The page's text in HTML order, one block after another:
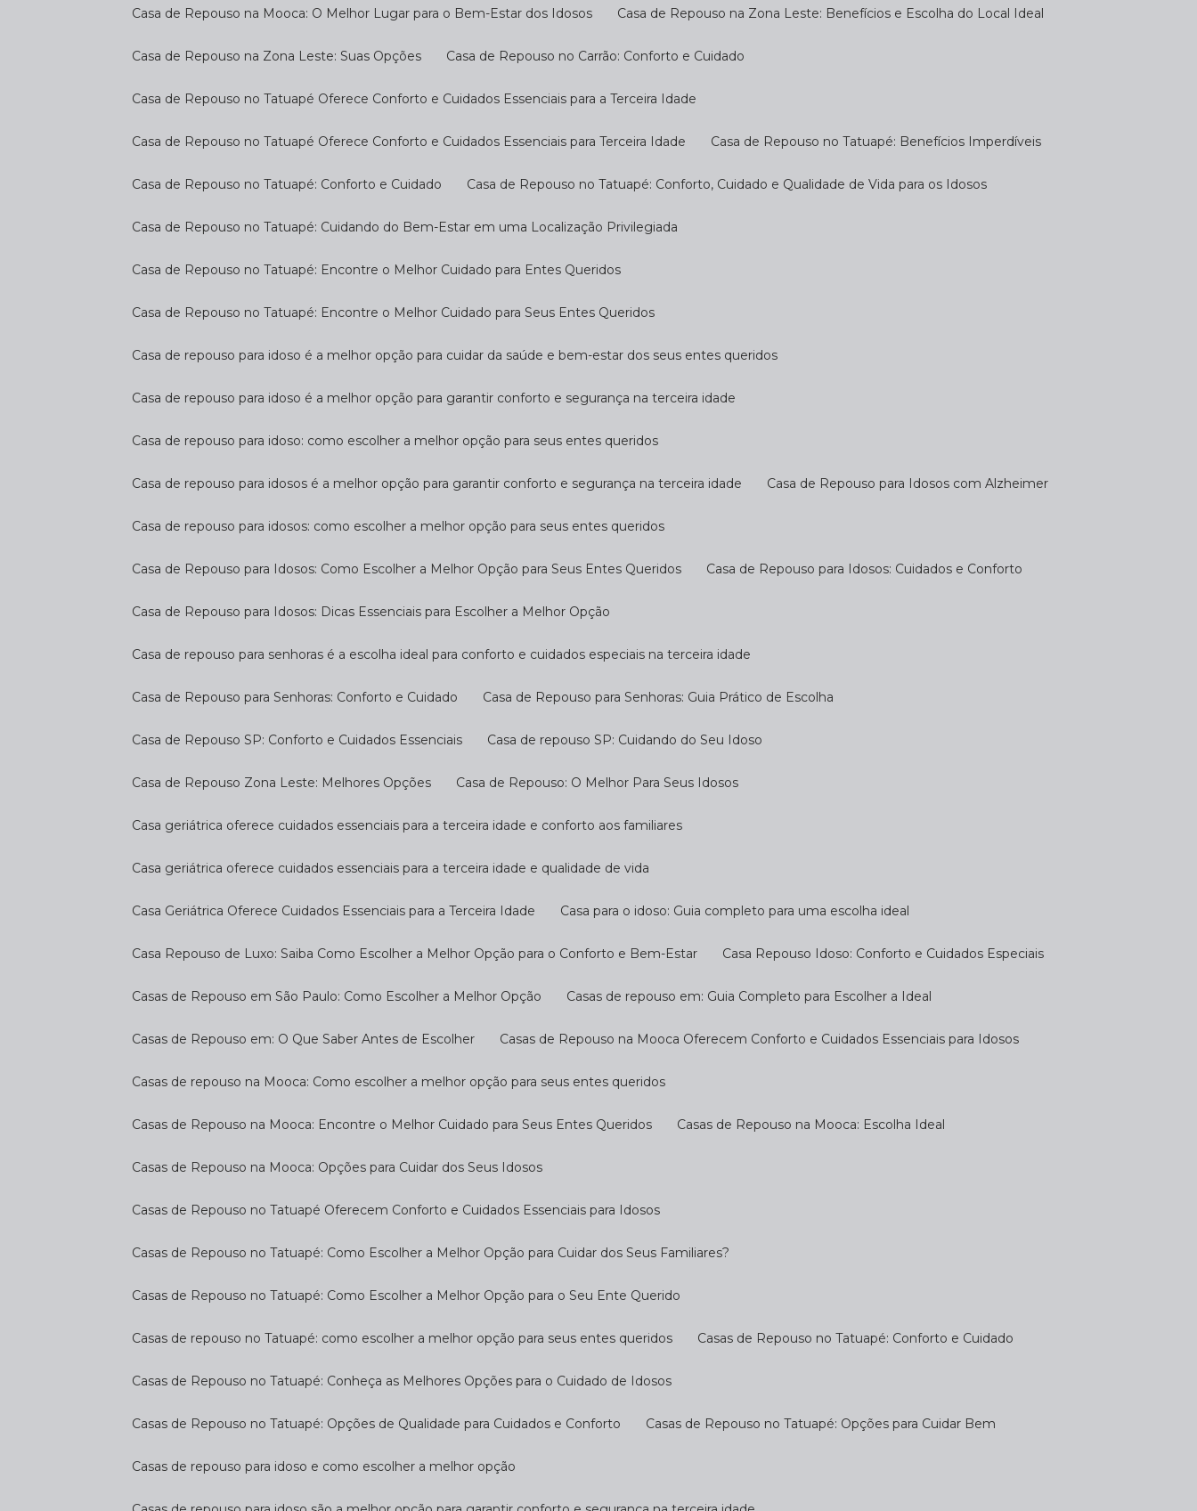
Casa de Repouso na Mooca: O Melhor Lugar para o Bem-Estar dos Idosos Casa de Repouso na Zona Leste: Benefícios e Escolha do Local Ideal
Casa de Repouso na Zona Leste: Suas Opções Casa de Repouso no Carrão: Conforto e Cuidado
Casa de Repouso no Tatuapé Oferece Conforto e Cuidados Essenciais para a Terceira Idade
Casa de Repouso no Tatuapé Oferece Conforto e Cuidados Essenciais para Terceira Idade Casa de Repouso no Tatuapé: Benefícios Imperdíveis
Casa de Repouso no Tatuapé: Conforto e Cuidado Casa de Repouso no Tatuapé: Conforto, Cuidado e Qualidade de Vida para os Idosos
Casa de Repouso no Tatuapé: Cuidando do Bem-Estar em uma Localização Privilegiada
Casa de Repouso no Tatuapé: Encontre o Melhor Cuidado para Entes Queridos
Casa de Repouso no Tatuapé: Encontre o Melhor Cuidado para Seus Entes Queridos
Casa de repouso para idoso é a melhor opção para cuidar da saúde e bem-estar dos seus entes queridos
Casa de repouso para idoso é a melhor opção para garantir conforto e segurança na terceira idade
Casa de repouso para idoso: como escolher a melhor opção para seus entes queridos
Casa de repouso para idosos é a melhor opção para garantir conforto e segurança na terceira idade Casa de Repouso para Idosos com Alzheimer
Casa de repouso para idosos: como escolher a melhor opção para seus entes queridos
Casa de Repouso para Idosos: Como Escolher a Melhor Opção para Seus Entes Queridos Casa de Repouso para Idosos: Cuidados e Conforto
Casa de Repouso para Idosos: Dicas Essenciais para Escolher a Melhor Opção
Casa de repouso para senhoras é a escolha ideal para conforto e cuidados especiais na terceira idade
Casa de Repouso para Senhoras: Conforto e Cuidado Casa de Repouso para Senhoras: Guia Prático de Escolha
Casa de Repouso SP: Conforto e Cuidados Essenciais Casa de repouso SP: Cuidando do Seu Idoso
Casa de Repouso Zona Leste: Melhores Opções Casa de Repouso: O Melhor Para Seus Idosos
Casa geriátrica oferece cuidados essenciais para a terceira idade e conforto aos familiares
Casa geriátrica oferece cuidados essenciais para a terceira idade e qualidade de vida
Casa Geriátrica Oferece Cuidados Essenciais para a Terceira Idade Casa para o idoso: Guia completo para uma escolha ideal
Casa Repouso de Luxo: Saiba Como Escolher a Melhor Opção para o Conforto e Bem-Estar Casa Repouso Idoso: Conforto e Cuidados Especiais
Casas de Repouso em São Paulo: Como Escolher a Melhor Opção Casas de repouso em: Guia Completo para Escolher a Ideal
Casas de Repouso em: O Que Saber Antes de Escolher Casas de Repouso na Mooca Oferecem Conforto e Cuidados Essenciais para Idosos
Casas de repouso na Mooca: Como escolher a melhor opção para seus entes queridos
Casas de Repouso na Mooca: Encontre o Melhor Cuidado para Seus Entes Queridos Casas de Repouso na Mooca: Escolha Ideal
Casas de Repouso na Mooca: Opções para Cuidar dos Seus Idosos
Casas de Repouso no Tatuapé Oferecem Conforto e Cuidados Essenciais para Idosos
Casas de Repouso no Tatuapé: Como Escolher a Melhor Opção para Cuidar dos Seus Familiares?
Casas de Repouso no Tatuapé: Como Escolher a Melhor Opção para o Seu Ente Querido
Casas de repouso no Tatuapé: como escolher a melhor opção para seus entes queridos Casas de Repouso no Tatuapé: Conforto e Cuidado
Casas de Repouso no Tatuapé: Conheça as Melhores Opções para o Cuidado de Idosos
Casas de Repouso no Tatuapé: Opções de Qualidade para Cuidados e Conforto Casas de Repouso no Tatuapé: Opções para Cuidar Bem
Casas de repouso para idoso e como escolher a melhor opção